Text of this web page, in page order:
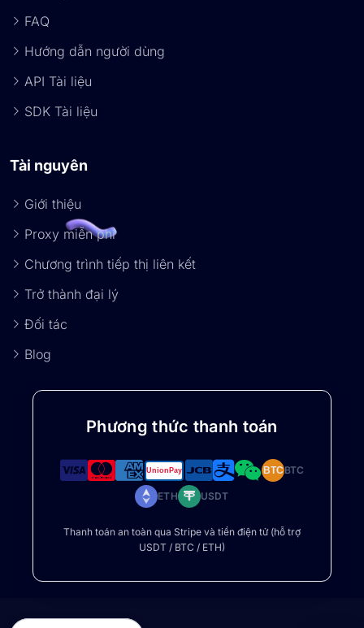
FAQ
Hướng dẫn người dùng
API Tài liệu
SDK Tài liệu
Tài nguyên
Giới thiệu
Proxy miễn phí
Chương trình tiếp thị liên kết
Trở thành đại lý
Đối tác
Blog
Phương thức thanh toán
BTCBTC
ETH USDT
Thanh toán an toàn qua Stripe và tiền điện tử (hỗ trợ
USDT / BTC / ETH)